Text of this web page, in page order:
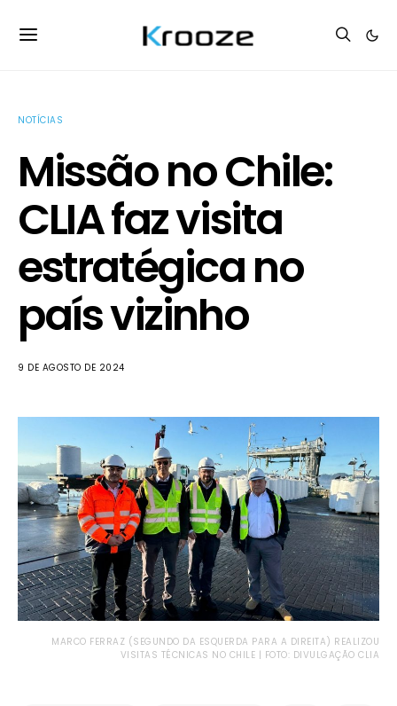
NOTÍCIAS
Missão no Chile:
CLIA faz visita
estratégica no
país vizinho
9 DE AGOSTO DE 2024
MARCO FERRAZ (SEGUNDO DA ESQUERDA PARA A DIREITA) REALIZOU
VISITAS TÉCNICAS NO CHILE | FOTO: DIVULGAÇÃO CLIA